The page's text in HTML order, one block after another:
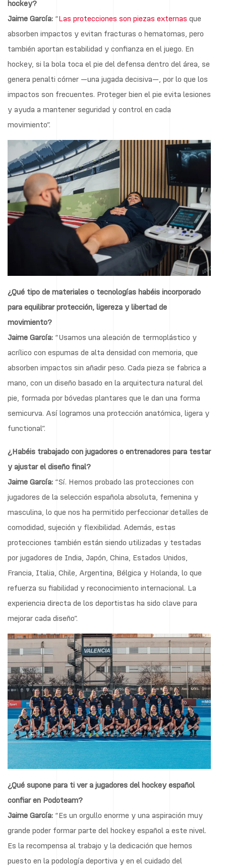
hockey?
Jaime García: “Las protecciones son piezas externas que
absorben impactos y evitan fracturas o hematomas, pero
también aportan estabilidad y confianza en el juego. En
hockey, si la bola toca el pie del defensa dentro del área, se
genera penalti córner —una jugada decisiva—, por lo que los
impactos son frecuentes. Proteger bien el pie evita lesiones
y ayuda a mantener seguridad y control en cada
movimiento”.
¿Qué tipo de materiales o tecnologías habéis incorporado
para equilibrar protección, ligereza y libertad de
movimiento?
Jaime García: “Usamos una aleación de termoplástico y
acrílico con espumas de alta densidad con memoria, que
absorben impactos sin añadir peso. Cada pieza se fabrica a
mano, con un diseño basado en la arquitectura natural del
pie, formada por bóvedas plantares que le dan una forma
semicurva. Así logramos una protección anatómica, ligera y
functional”.
¿Habéis trabajado con jugadores o entrenadores para testar
y ajustar el diseño final?
Jaime García: “Sí. Hemos probado las protecciones con
jugadores de la selección española absoluta, femenina y
masculina, lo que nos ha permitido perfeccionar detalles de
comodidad, sujeción y flexibilidad. Además, estas
protecciones también están siendo utilizadas y testadas
por jugadores de India, Japón, China, Estados Unidos,
Francia, Italia, Chile, Argentina, Bélgica y Holanda, lo que
refuerza su fiabilidad y reconocimiento internacional. La
experiencia directa de los deportistas ha sido clave para
mejorar cada diseño”.
¿Qué supone para ti ver a jugadores del hockey español
confiar en Podoteam?
Jaime García: “Es un orgullo enorme y una aspiración muy
grande poder formar parte del hockey español a este nivel.
Es la recompensa al trabajo y la dedicación que hemos
puesto en la podología deportiva y en el cuidado del